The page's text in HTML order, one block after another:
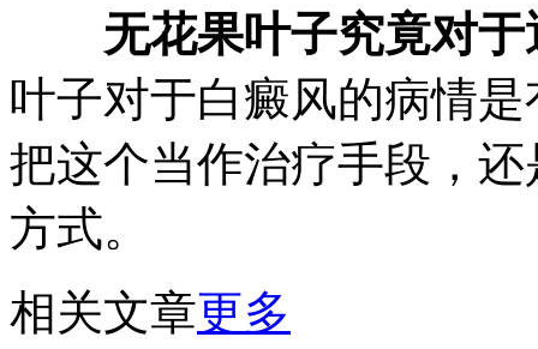
无花果叶子究竟对
叶子对于白癜风的病情
把这个当作治疗手段，
方式。
相关文章更多